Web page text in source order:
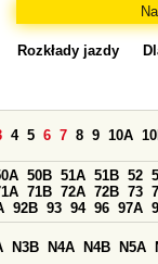
Rozkłady jazdy
4 5 6 7 8 9 10A
50B 51A 51B 52
71B 72A 72B 73
92B 93 94 96 97A
N3B N4A N4B N5A